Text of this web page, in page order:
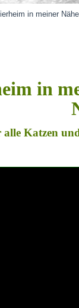
in meiner
in
alle Katzen